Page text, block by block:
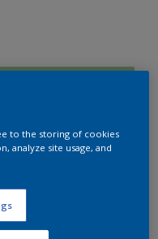
to the storing of cookies
analyze site usage, and